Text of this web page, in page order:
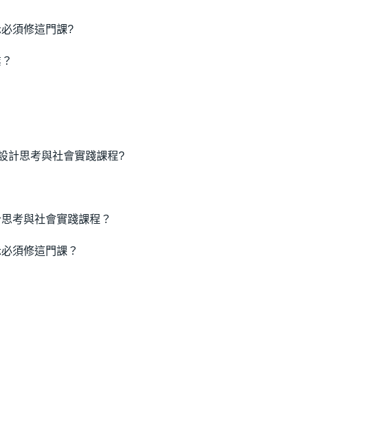
須修這門課?
計思考與社會實踐課程?
考與社會實踐課程？
須修這門課？